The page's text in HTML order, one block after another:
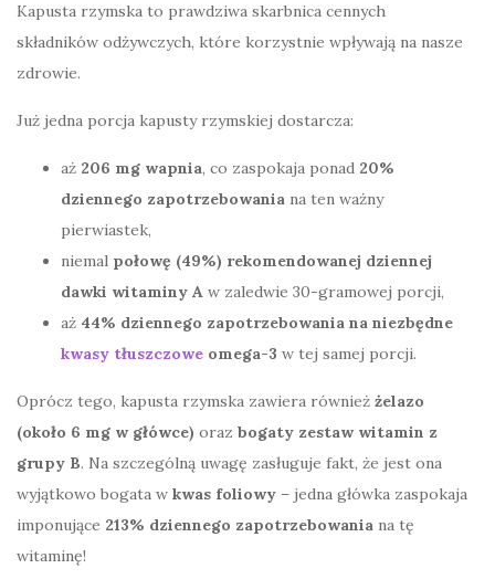
Kapusta rzymska to prawdziwa skarbnica cennych
składników odżywczych, które korzystnie wpływają na nasze
zdrowie.
Już jedna porcja kapusty rzymskiej dostarcza:
aż 206 mg wapnia, co zaspokaja ponad 20%
dziennego zapotrzebowania na ten ważny
pierwiastek,
niemal połowę (49%) rekomendowanej dziennej
dawki witaminy A w zaledwie 30-gramowej porcji,
aż 44% dziennego zapotrzebowania na niezbędne
kwasy tłuszczowe omega-3 w tej samej porcji.
Oprócz tego, kapusta rzymska zawiera również żelazo
(około 6 mg w główce) oraz bogaty zestaw witamin z
grupy B. Na szczególną uwagę zasługuje fakt, że jest ona
wyjątkowo bogata w kwas foliowy – jedna główka zaspokaja
imponujące 213% dziennego zapotrzebowania na tę
witaminę!